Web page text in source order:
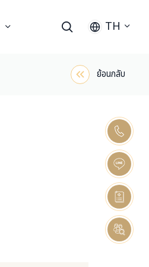
TH
ย้อนกลับ